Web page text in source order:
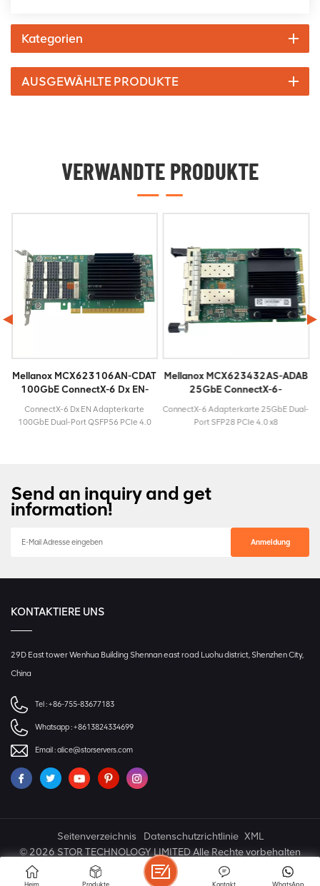
Kategorien
AUSGEWÄHLTE PRODUKTE
VERWANDTE PRODUKTE
Mellanox MCX623106AN-CDAT
100GbE ConnectX-6 Dx EN-
Adapterkarte
ConnectX-6 Dx EN Adapterkarte
100GbE Dual-Port QSFP56 PCIe 4.0
Mellanox MCX623432AS-ADAB
25GbE ConnectX-6-
Adapterkarte
ConnectX-6 Adapterkarte 25GbE Dual-
Port SFP28 PCIe 4.0 x8
Send an inquiry and get
information!
KONTAKTIERE UNS
29D East tower Wenhua Building Shennan east road Luohu district, Shenzhen City,
China
Tel :+86-755-83677183
Whatsapp :+8613824334699
Email :alice@storservers.com
Seitenverzeichnis Datenschutzrichtlinie XML
© 2026 STOR TECHNOLOGY LIMITED Alle Rechte vorbehalten
IPv6 NETZWERK UNTERSTÜTZT
Heim Produkte WhatsApp
Kontakt